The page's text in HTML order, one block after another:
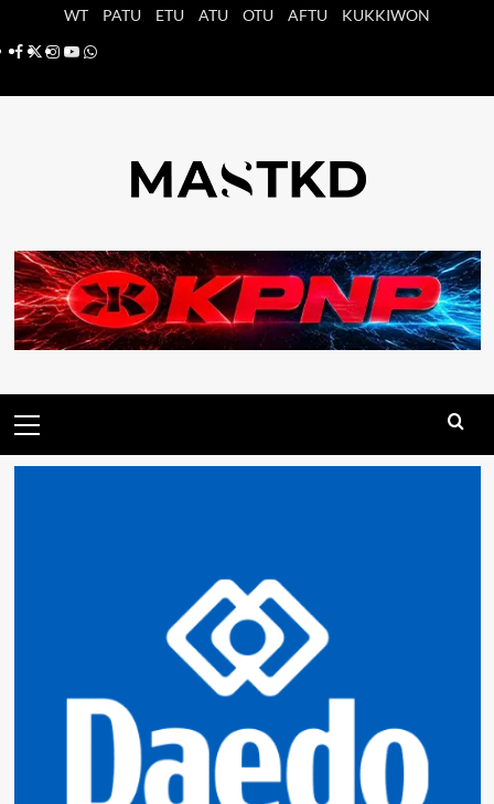
WT PATU ETU ATU OTU AFTU
KUKKIWON
Facebook
X Instagram
YouTube
Whatsapp
principal